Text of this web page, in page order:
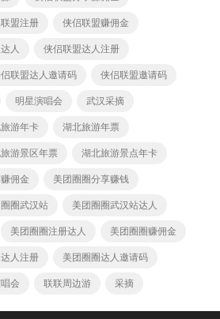
盟注册 侠侣联盟赚佣金
人 侠侣联盟达人注册
联盟达人邀请码 侠侣联盟邀请码
明星演唱会 武汉采摘
游年卡 湖北旅游年票
游景区年票 湖北旅游景点年卡
佣金 美团圈圈分享赚钱
圈武汉站 美团圈圈武汉站达人
美团圈圈注册达人 美团圈圈赚佣金
人注册 美团圈圈达人邀请码
会 联联周边游 采摘